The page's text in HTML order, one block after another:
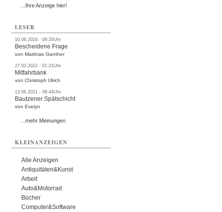
...Ihre Anzeige hier!
LESER
10.06.2024 - 09:20Uhr
Bescheidene Frage
von Matthias Ganther
27.03.2022 - 01:21Uhr
Mitfahrbank
von Christoph Ulrich
13.06.2021 - 08:44Uhr
Bautzener Spätschicht
von Evelyn
...mehr Meinungen
KLEINANZEIGEN
Alle Anzeigen
Antiquitäten&Kunst
Arbeit
Auto&Motorrad
Bücher
Computer&Software